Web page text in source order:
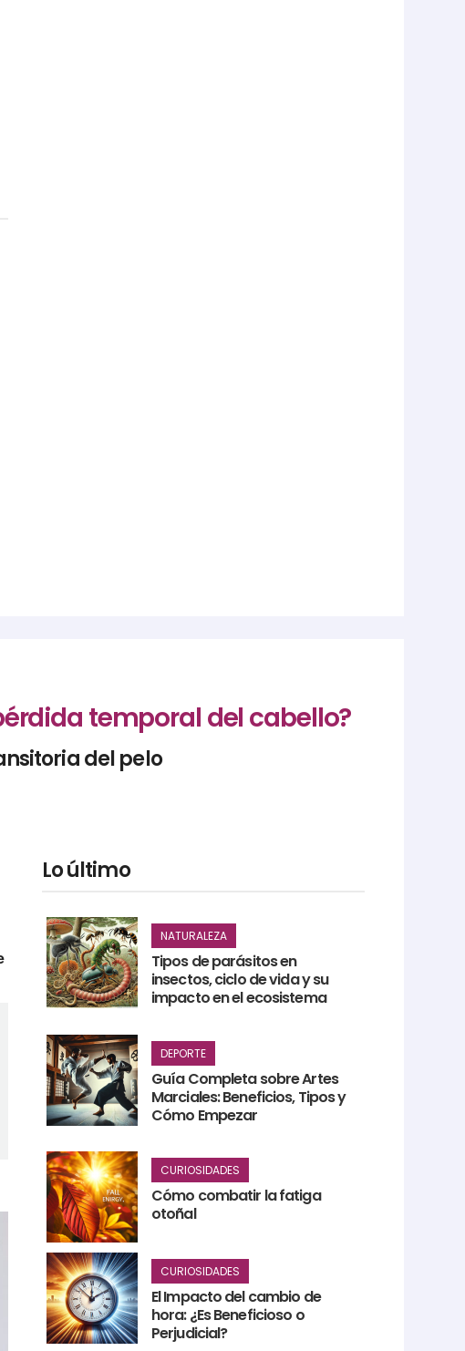
temporal del cabello?
del pelo
Lo último
NATURALEZA
Tipos de parásitos en
insectos, ciclo de vida y su
impacto en el ecosistema
DEPORTE
Guía Completa sobre Artes
Marciales: Beneficios, Tipos y
Cómo Empezar
CURIOSIDADES
Cómo combatir la fatiga
otoñal
CURIOSIDADES
El Impacto del cambio de
hora: ¿Es Beneficioso o
Perjudicial?